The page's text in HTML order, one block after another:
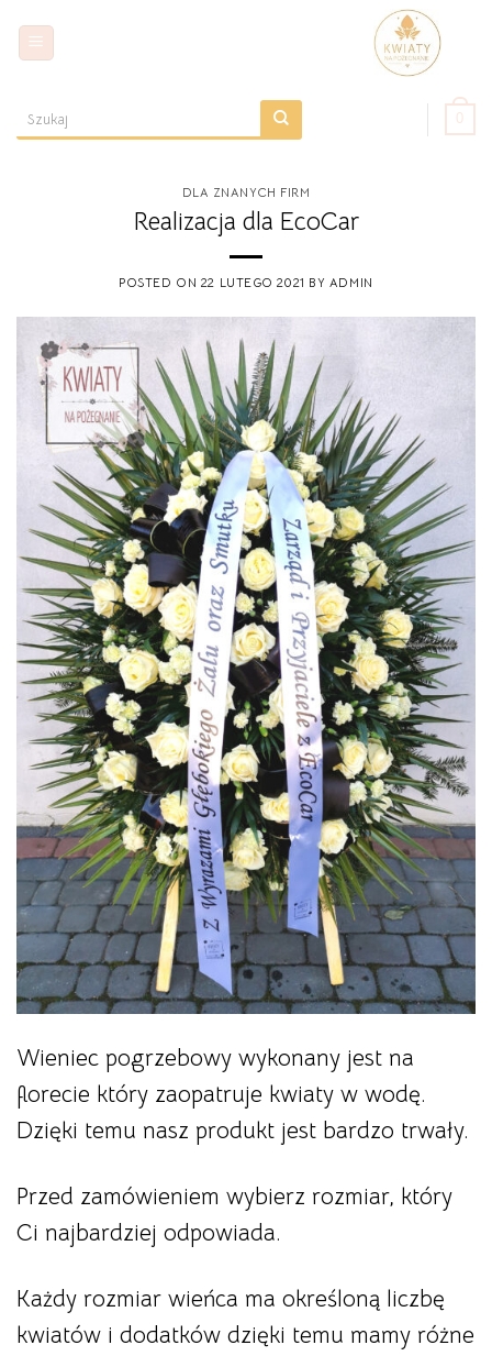
content
Szukaj:
0
DLA ZNANYCH FIRM
Realizacja dla EcoCar
POSTED ON 22 LUTEGO 2021 BY ADMIN
Wieniec pogrzebowy wykonany jest na
florecie który zaopatruje kwiaty w wodę.
Dzięki temu nasz produkt jest bardzo trwały.
Przed zamówieniem wybierz rozmiar, który
Ci najbardziej odpowiada.
Każdy rozmiar wieńca ma określoną liczbę
kwiatów i dodatków dzięki temu mamy różne